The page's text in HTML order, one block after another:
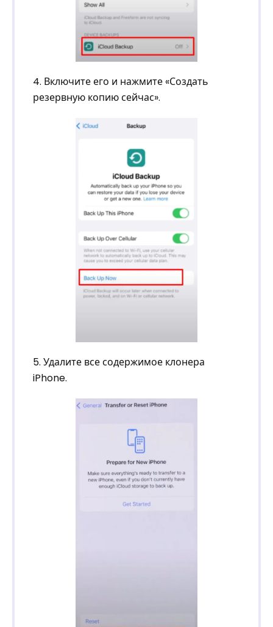
4. Включите его и нажмите «Создать
резервную копию сейчас».
5. Удалите все содержимое клонера
iPhone.